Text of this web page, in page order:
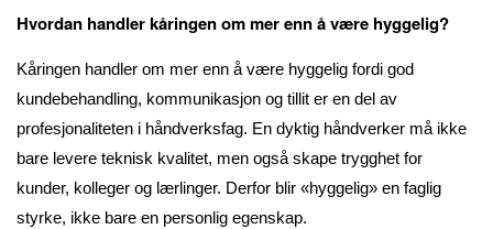
Hvordan handler kåringen om mer enn å være hyggelig?
Kåringen handler om mer enn å være hyggelig fordi god
kundebehandling, kommunikasjon og tillit er en del av
profesjonaliteten i håndverksfag. En dyktig håndverker må ikke
bare levere teknisk kvalitet, men også skape trygghet for
kunder, kolleger og lærlinger. Derfor blir «hyggelig» en faglig
styrke, ikke bare en personlig egenskap.